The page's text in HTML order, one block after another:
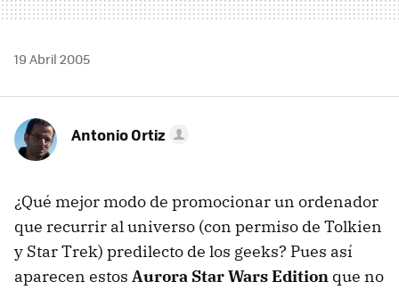
19 Abril 2005
Antonio Ortiz
¿Qué mejor modo de promocionar un ordenador
que recurrir al universo (con permiso de Tolkien
y Star Trek) predilecto de los geeks? Pues así
aparecen estos Aurora Star Wars Edition que no